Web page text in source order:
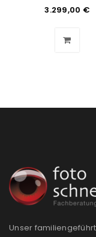
ANMELDEN
3.299,00 €
Unser